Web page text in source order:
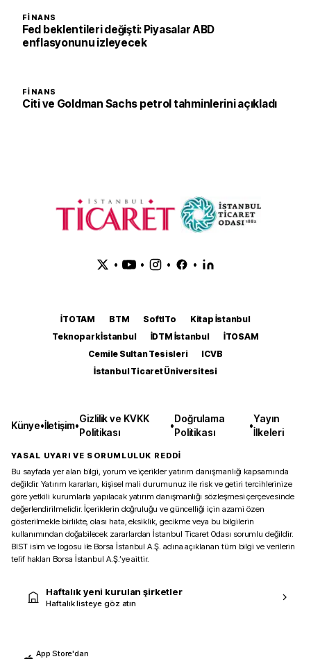
FINANS
Fed beklentileri değişti: Piyasalar ABD
enflasyonunu izleyecek
FINANS
Citi ve Goldman Sachs petrol tahminlerini açıkladı
• • • •
İTOTAM BTM SoftITo
Kitap İstanbul
Teknopark İstanbul
İDTM İstanbul
İTOSAM
Cemile Sultan Tesisleri
ICVB
İstanbul Ticaret Üniversitesi
Künye•İletişim•
Gizlilik ve KVKK
Politikası
•
Doğrulama
Politikası
•
Yayın
İlkeleri
YASAL UYARI VE SORUMLULUK REDDİ
Bu sayfada yer alan bilgi, yorum ve içerikler yatırım danışmanlığı kapsamında
değildir. Yatırım kararları, kişisel mali durumunuz ile risk ve getiri tercihlerinize
göre yetkili kurumlarla yapılacak yatırım danışmanlığı sözleşmesi çerçevesinde
değerlendirilmelidir. İçeriklerin doğruluğu ve güncelliği için azami özen
gösterilmekle birlikte, olası hata, eksiklik, gecikme veya bu bilgilerin
kullanımından doğabilecek zararlardan İstanbul Ticaret Odası sorumlu değildir.
BIST isim ve logosu ile Borsa İstanbul A.Ş. adına açıklanan tüm bilgi ve verilerin
telif hakları Borsa İstanbul A.Ş.’ye aittir.
Haftalık yeni kurulan şirketler
Haftalık listeye göz atın
App Store'dan